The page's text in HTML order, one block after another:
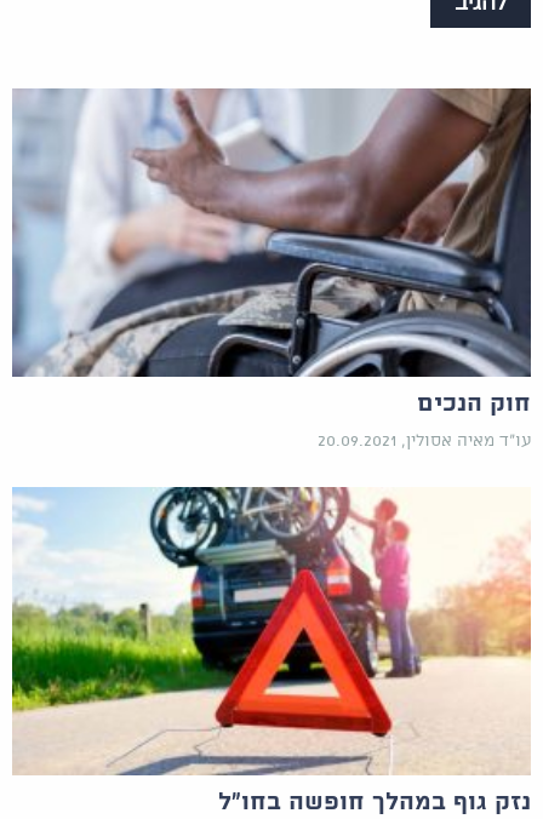
חוק הנכים
עו"ד מאיה אסולין, 20.09.2021
נזק גוף במהלך חופשה בחו"ל